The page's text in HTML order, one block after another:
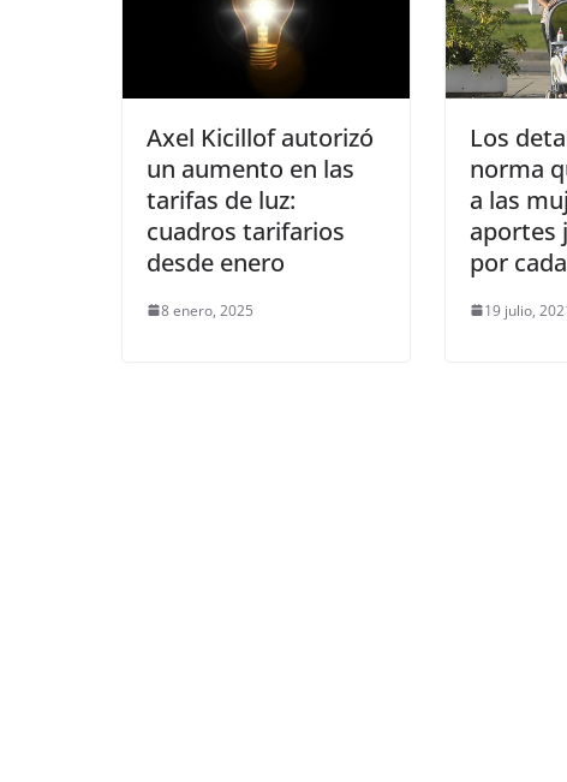
Axel Kicillof autorizó
un aumento en las
tarifas de luz:
cuadros tarifarios
desde enero
8 enero, 2025
Los
norma
a las
aportes
por
19 julio,